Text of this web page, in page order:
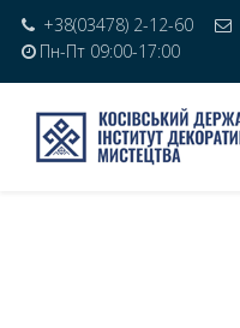
+38(03478) 2-12-60
Пн-Пт 09:00-17:00